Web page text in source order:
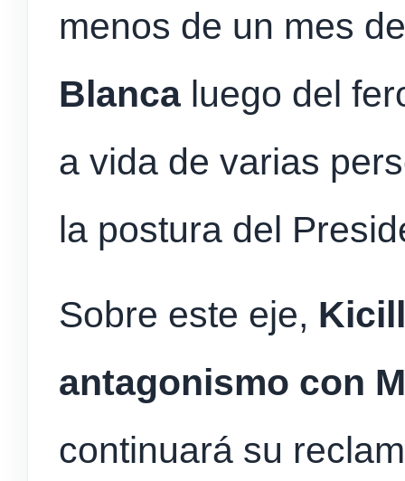
menos de un mes
Blanca luego del
a vida de varias
la postura del
Sobre este eje,
antagonismo con
continuará su